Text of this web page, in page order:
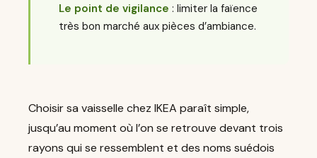
Le point de vigilance : limiter la faïence
très bon marché aux pièces d’ambiance.
Choisir sa vaisselle chez IKEA paraît simple,
jusqu’au moment où l’on se retrouve devant trois
rayons qui se ressemblent et des noms suédois